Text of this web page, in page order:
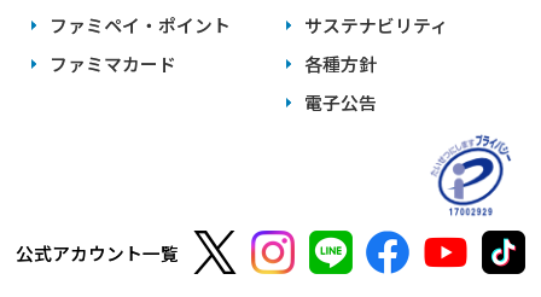
ファミペイ・ポイント
ファミマカード
サステナビリティ
各種方針
電子公告
公式アカウント一覧